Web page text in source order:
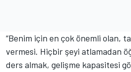
“Benim için en çok önemli olan,
vermesi. Hiçbir şeyi atlamadan
ders almak, gelişme kapasitesi